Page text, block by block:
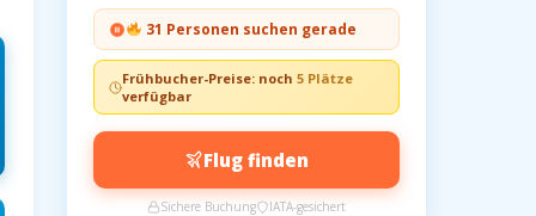
31 Personen suchen gerade
Frühbucher-Preise: noch5 Plätze
verfügbar
Flug finden
Sichere Buchung IATA-gesichert